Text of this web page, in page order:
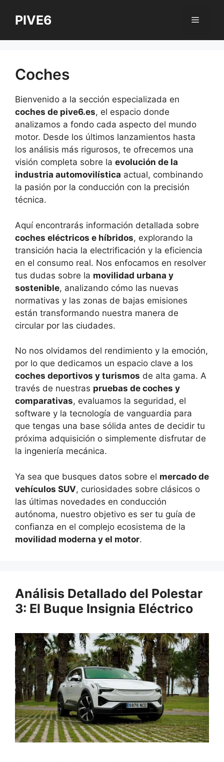
PIVE6 Menú
Coches
Bienvenido a la sección especializada en
coches de pive6.es, el espacio donde
analizamos a fondo cada aspecto del mundo
motor. Desde los últimos lanzamientos hasta
los análisis más rigurosos, te ofrecemos una
visión completa sobre la evolución de la
industria automovilística actual, combinando
la pasión por la conducción con la precisión
técnica.
Aquí encontrarás información detallada sobre
coches eléctricos e híbridos, explorando la
transición hacia la electrificación y la eficiencia
en el consumo real. Nos enfocamos en resolver
tus dudas sobre la movilidad urbana y
sostenible, analizando cómo las nuevas
normativas y las zonas de bajas emisiones
están transformando nuestra manera de
circular por las ciudades.
No nos olvidamos del rendimiento y la emoción,
por lo que dedicamos un espacio clave a los
coches deportivos y turismos de alta gama. A
través de nuestras pruebas de coches y
comparativas, evaluamos la seguridad, el
software y la tecnología de vanguardia para
que tengas una base sólida antes de decidir tu
próxima adquisición o simplemente disfrutar de
la ingeniería mecánica.
Ya sea que busques datos sobre el mercado de
vehículos SUV, curiosidades sobre clásicos o
las últimas novedades en conducción
autónoma, nuestro objetivo es ser tu guía de
confianza en el complejo ecosistema de la
movilidad moderna y el motor.
Análisis Detallado del Polestar
3: El Buque Insignia Eléctrico